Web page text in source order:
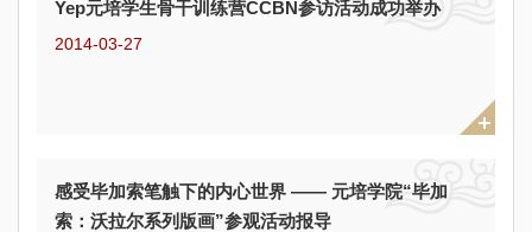
Yep元培学生骨干训练营CCBN参访活动成功举办
2014-03-27
感受毕加索笔触下的内心世界 —— 元培学院“毕加
索：沃拉尔系列版画”参观活动报导